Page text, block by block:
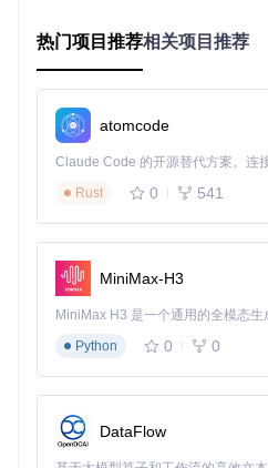
二、解决方案：Export
技术实现
创新实现了图层导出的全流程优
语言开发，通过直接调用
2.1 多线程任务调度机制
插件采用异步任务队列架构，将
非阻塞执行环境，使CPU核心利
90%以上。在包含100个图层的
图1：Export Layers To Files
径设置、图层筛选和格式选择等
热门项目推荐相关项目推荐
atomcode
Rust
0 541
MiniMax-H3
Python
0 0
DataFlow